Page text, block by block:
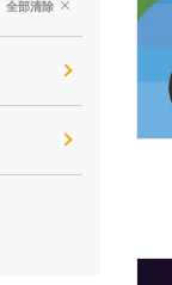
全部清除